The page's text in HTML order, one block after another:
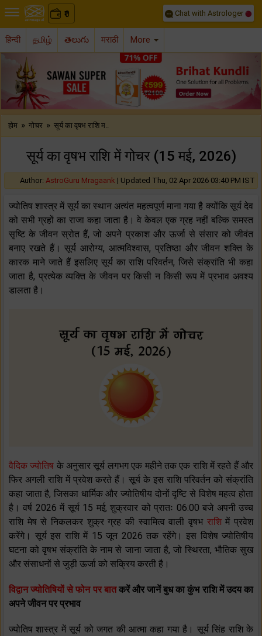
₹
0 Chat with Astrologer
हिन्दी தமிழ் తెలుగు मराठी More
Previous
होम » गोचर » सूर्य का वृषभ राशि म..
सूर्य का वृषभ राशि में गोचर (15 मई, 2026)
Author: AstroGuru Mragaank | Updated Thu, 02 Apr 2026 03:40 PM IST
ज्योतिष शास्त्र में सूर्य का स्थान अत्यंत महत्वपूर्ण माना गया है क्योंकि सूर्य देव
को सभी ग्रहों का राजा कहा जाता है। वे केवल एक ग्रह नहीं बल्कि समस्त
सृष्टि के जीवन स्रोत हैं, जो अपने प्रकाश और ऊर्जा से संसार को जीवंत
बनाए रखते हैं। सूर्य आरोग्य, आत्मविश्वास, प्रतिष्ठा और जीवन शक्ति के
कारक माने जाते हैं इसलिए सूर्य का राशि परिवर्तन, जिसे संक्रांति भी कहा
जाता है, प्रत्येक व्यक्ति के जीवन पर किसी न किसी रूप में प्रभाव अवश्य
डालता है।
वैदिक ज्योतिष के अनुसार सूर्य लगभग एक महीने तक एक राशि में रहते हैं और
फिर अगली राशि में प्रवेश करते हैं। सूर्य के इस राशि परिवर्तन को संक्रांति
कहा जाता है, जिसका धार्मिक और ज्योतिषीय दोनों दृष्टि से विशेष महत्व होता
है। वर्ष 2026 में सूर्य 15 मई, शुक्रवार को प्रातः 06:00 बजे अपनी उच्च
राशि मेष से निकलकर शुक्र ग्रह की स्वामित्व वाली वृषभ राशिमें प्रवेश
करेंगे। सूर्य इस राशि में 15 जून 2026 तक रहेंगे। इस विशेष ज्योतिषीय
घटना को वृषभ संक्रांति के नाम से जाना जाता है, जो स्थिरता, भौतिक सुख
और संसाधनों से जुड़ी ऊर्जा को सक्रिय करती है।
विद्वान ज्योतिषियों से फोन पर बातकरें और जानें बुध का कुंभ राशि में उदय का
अपने जीवन पर प्रभाव
ज्योतिष शास्त्र में सूर्य को जगत की आत्मा कहा गया है। सूर्य सिंह राशि के